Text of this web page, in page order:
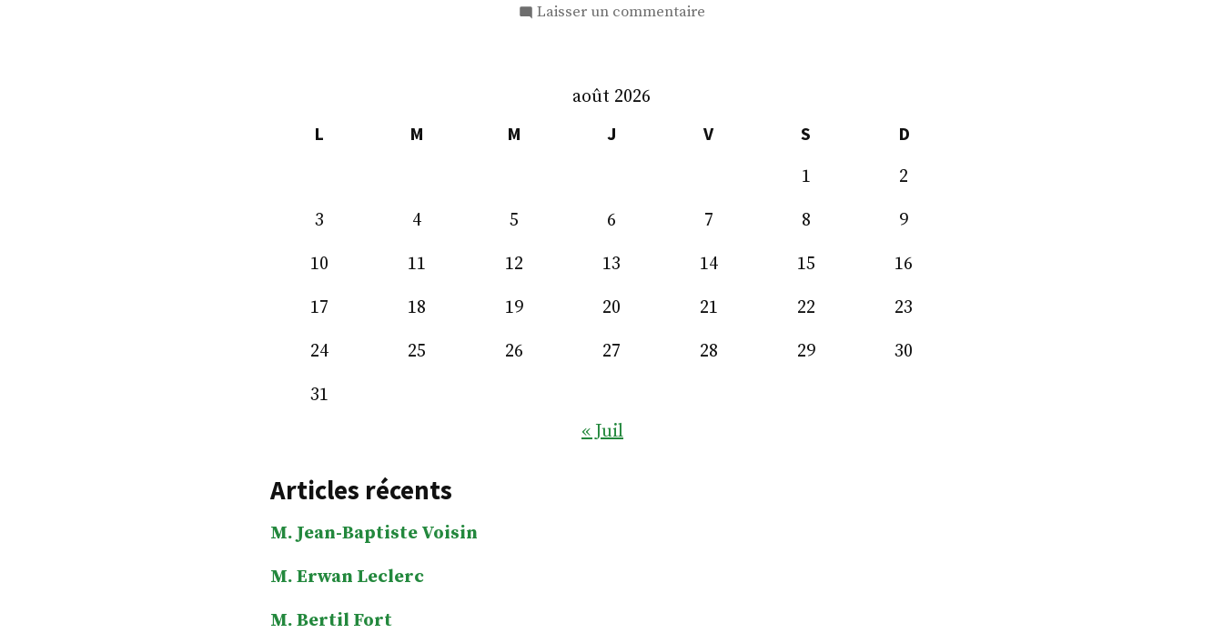
Laisser un commentairesur
août 2026
L
M M J V S
D
1
2
3
4 5 6 7 8
9
10
11 12 13 14 15
16
17
18 19 20 21 22
23
24
25 26 27 28 29
30
31
« Juil
Articles récents
M. Jean-Baptiste Voisin
M. Erwan Leclerc
M. Bertil Fort